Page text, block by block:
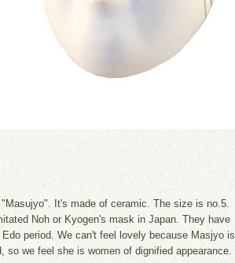
It's made of ceramic. The size is no.5.
Noh or Kyogen's mask in Japan. They have
period. We can't feel lovely because Masjyo is
so we feel she is women of dignified appearance.